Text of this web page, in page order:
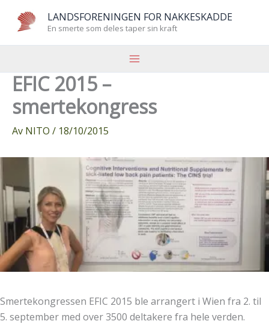
LANDSFORENINGEN FOR NAKKESKADDE
En smerte som deles taper sin kraft
EFIC 2015 –
smertekongress
Av NITO / 18/10/2015
Smertekongressen EFIC 2015 ble arrangert i Wien fra 2. til
5. september med over 3500 deltakere fra hele verden.